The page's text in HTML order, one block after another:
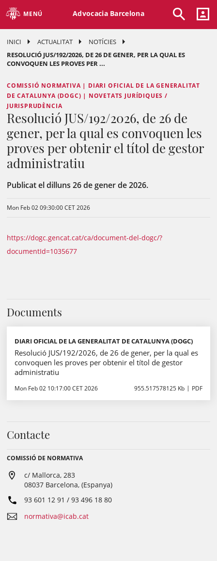
MENÚ Advocacia Barcelona
INICI ACTUALITAT
NOTÍCIES
RESOLUCIÓ JUS/192/2026, DE 26 DE GENER, PER LA QUAL ES
CONVOQUEN LES PROVES PER ...
COMISSIÓ NORMATIVA | DIARI OFICIAL DE LA GENERALITAT
DE CATALUNYA (DOGC) | NOVETATS JURÍDIQUES /
JURISPRUDÈNCIA
Resolució JUS/192/2026, de 26 de
gener, per la qual es convoquen les
proves per obtenir el títol de gestor
administratiu
Publicat el dilluns 26 de gener de 2026.
Mon Feb 02 09:30:00 CET 2026
https://dogc.gencat.cat/ca/document-del-dogc/?
documentId=1035677
Documents
DIARI OFICIAL DE LA GENERALITAT DE CATALUNYA (DOGC)
Resolució JUS/192/2026, de 26 de gener, per la qual es
convoquen les proves per obtenir el títol de gestor
administratiu
Mon Feb 02 10:17:00 CET 2026 955.517578125 Kb PDF
Contacte
COMISSIÓ DE NORMATIVA
c/ Mallorca, 283
08037 Barcelona, (Espanya)
93 601 12 91 / 93 496 18 80
normativa@icab.cat